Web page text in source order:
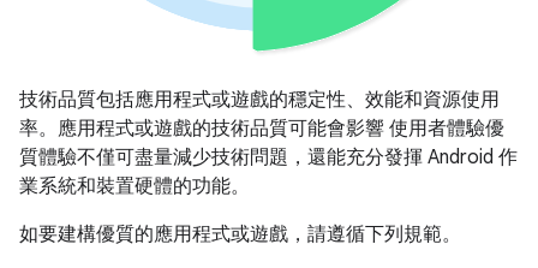
技術品質包括應用程式或遊戲的穩定性、效能和資源使用
率。應用程式或遊戲的技術品質可能會影響 使用者體驗優
質體驗不僅可盡量減少技術問題，還能充分發揮 Android 作
業系統和裝置硬體的功能。
如要建構優質的應用程式或遊戲，請遵循下列規範。